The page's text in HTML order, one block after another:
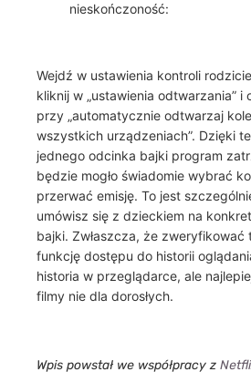
nieskończoność:
Wejdź w ustawienia kontroli
kliknij w „ustawienia odtwarzania” i
przy „automatycznie odtwarzaj
wszystkich urządzeniach”. Dzięki
jednego odcinka bajki program
będzie mogło świadomie wybrać
przerwać emisję. To jest
umówisz się z dzieckiem na
bajki. Zwłaszcza, że zweryfikować
funkcję dostępu do historii
historia w przeglądarce, ale
filmy nie dla dorosłych.
Wpis powstał we współpracy z